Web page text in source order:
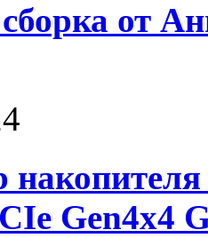
от
Gen4х4